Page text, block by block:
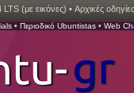
(με εικόνες) • Αρχικές
• Περιοδικό Ubuntistas • Web